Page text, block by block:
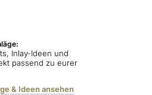
Inlay-Ideen und
passend zu eurer
& Ideen ansehen